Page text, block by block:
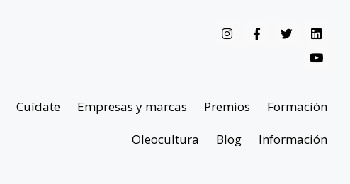
Cuídate Empresas y marcas Premios
Formación
Oleocultura
Blog Información